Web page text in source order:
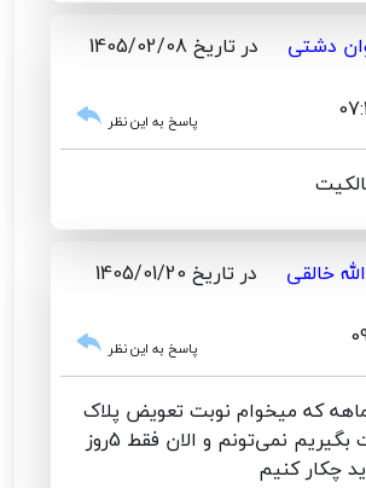
دشتی
در تاریخ 1405/02/08
پاسخ به این نظر
خالقی
در تاریخ 1405/01/20
پاسخ به این نظر
که میخوام نوبت تعویض پلاک
موتور سیکلت بگیریم نمی‌تونم و الان فقط 5روز
چکار کنیم